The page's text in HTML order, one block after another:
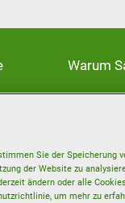
Warum
Sie der Speicherung
der Website zu
ändern oder alle
um mehr zu